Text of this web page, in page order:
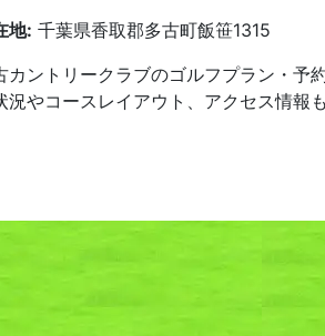
地: 千葉県香取郡多古町飯笹1315
カントリークラブのゴルフプラン・予
況やコースレイアウト、アクセス情報